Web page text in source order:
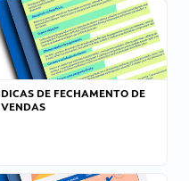
DICAS DE FECHAMENTO DE
VENDAS